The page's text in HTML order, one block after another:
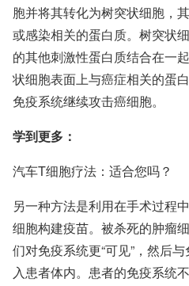
胞并将其转化为树突状细胞，
或感染相关的蛋白质。树突状
的其他刺激性蛋白质结合在一
状细胞表面上与癌症相关的蛋
免疫系统继续攻击癌细胞。
学到更多：
汽车T细胞疗法：适合您吗？
另一种方法是利用在手术过程
细胞构建疫苗。被杀死的肿瘤
们对免疫系统更“可见”，然后
入患者体内。患者的免疫系统